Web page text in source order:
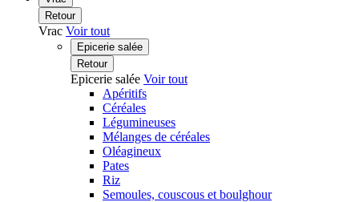
Retour
Vrac Voir tout
Epicerie salée
Retour
Epicerie salée Voir tout
Apéritifs
Céréales
Légumineuses
Mélanges de céréales
Oléagineux
Pates
Riz
Semoules, couscous et boulghour